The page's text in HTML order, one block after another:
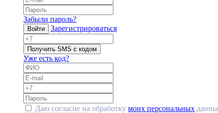
Забыли пароль?
Войти Зарегистрироваться
Получить SMS с кодом
Уже есть код?
Даю согласие на обработку моих персональных